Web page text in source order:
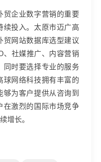
贸企业数字营销的重要
续投入。太原市迈广高
贸网站数据库选型建议
、社媒推广、内容营销
同时要选择专业的服务
球网络科技拥有丰富的
为客户提供从咨询到
在激烈的国际市场竞争
增长。